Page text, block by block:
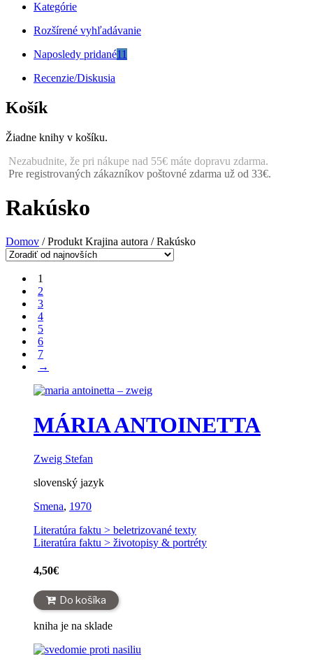
Kategórie
Rozšírené vyhľadávanie
Naposledy pridané11
Recenzie/Diskusia
Košík
Žiadne knihy v košíku.
Nezabudnite, že pri nákupe nad 55€ máte dopravu zdarma.
Pre registrovaných zákazníkov poštovné zdarma už od 33€.
Rakúsko
Domov / Produkt Krajina autora / Rakúsko
1
2
3
4
5
6
7
→
MÁRIA ANTOINETTA
Zweig Stefan
slovenský jazyk
Smena, 1970
Literatúra faktu > beletrizované texty
Literatúra faktu > životopisy & portréty
4,50€
Do košíka
kniha je na sklade